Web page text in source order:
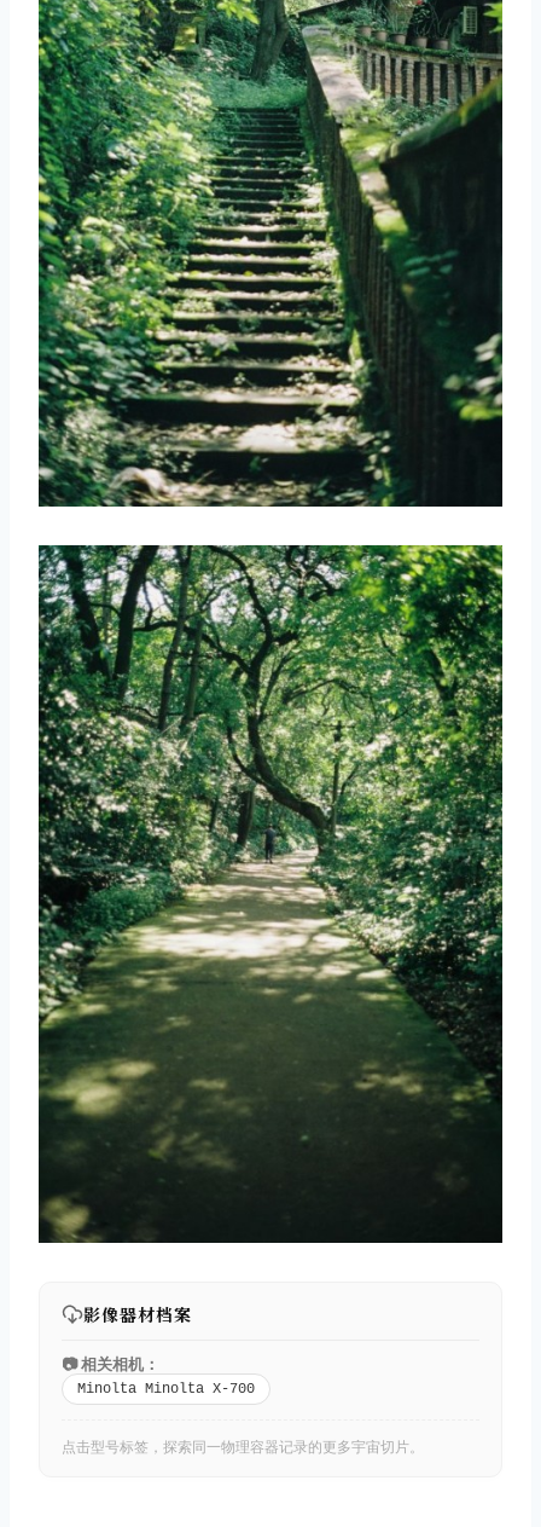
影像器材档案
📷 相关相机：
Minolta Minolta X-700
点击型号标签，探索同一物理容器记录的更多宇宙切片。